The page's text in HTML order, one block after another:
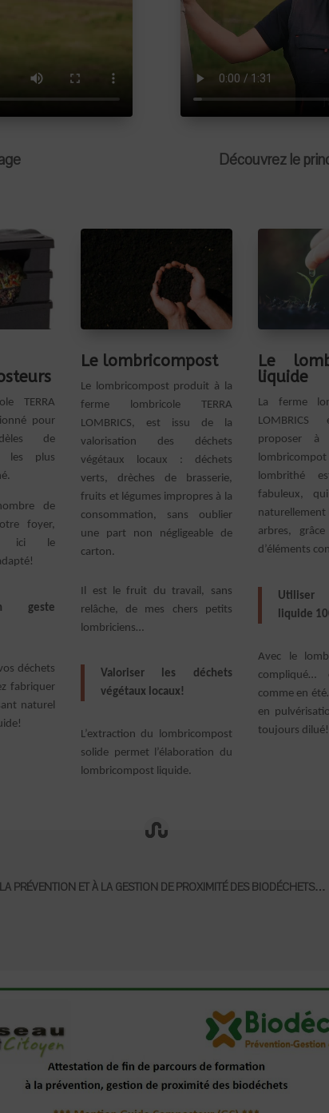
Découvrez le
TERRA
pour
de
les plus
de
foyer,
ici le
geste
déchets
fabriquer
naturel
Le lombricompost
Le lombricompost produit à la
ferme lombricole TERRA
LOMBRICS, est issu de la
valorisation des déchets
végétaux locaux : déchets
verts, drèches de brasserie,
fruits et légumes impropres à la
consommation, sans oublier
une part non négligeable de
carton.
Il est le fruit du travail, sans
relâche, de mes chers petits
lombriciens…
Valoriser les déchets
végétaux locaux!
L’extraction du lombricompost
solide permet l’élaboration du
lombricompost liquide.
Le
liquide
La ferme
proposer
lombrithé
fabuleux,
naturellement
arbres,
d’éléments
Utiliser
liquide
Avec le
compliqué…
comme en
en
toujours dilué!
PRÉVENTION ET À LA GESTION DE PROXIMITÉ DES BIODÉCHETS…